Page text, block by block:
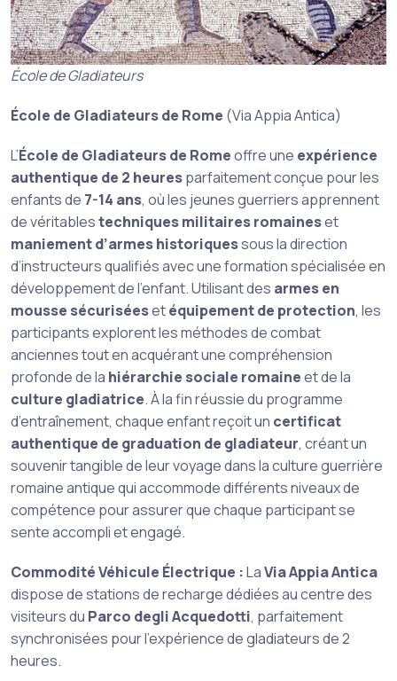
École de Gladiateurs
École de Gladiateurs de Rome (Via Appia Antica)
L’École de Gladiateurs de Romeoffre une expérience
authentique de 2 heuresparfaitement conçue pour les
enfants de 7-14 ans, où les jeunes guerriers apprennent
de véritablestechniques militaires romaineset
maniement d’armes historiquessous la direction
d’instructeurs qualifiés avec une formation spécialisée en
développement de l’enfant. Utilisant des armes en
mousse sécuriséesetéquipement de protection, les
participants explorent les méthodes de combat
anciennes tout en acquérant une compréhension
profonde de la hiérarchie sociale romaineet de la
culture gladiatrice. À la fin réussie du programme
d’entraînement, chaque enfant reçoit un certificat
authentique de graduation de gladiateur, créant un
souvenir tangible de leur voyage dans la culture guerrière
romaine antique qui accommode différents niveaux de
compétence pour assurer que chaque participant se
sente accompli et engagé.
Commodité Véhicule Électrique :LaVia Appia Antica
dispose de stations de recharge dédiées au centre des
visiteurs du Parco degli Acquedotti, parfaitement
synchronisées pour l’expérience de gladiateurs de 2
heures.